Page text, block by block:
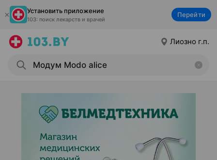
Установить приложение
103: поиск лекарств и врачей
Перейти
Лиозно г.п.